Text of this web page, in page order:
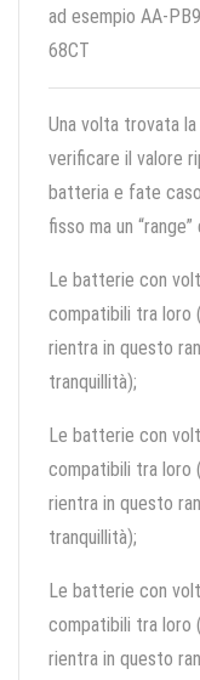
ad esempio AA-
68CT
Una volta trovata
verificare il valore
batteria e fate
fisso ma un
Le batterie con
compatibili tra loro
rientra in questo
tranquillità);
Le batterie con
compatibili tra loro
rientra in questo
tranquillità);
Le batterie con
compatibili tra loro
rientra in questo